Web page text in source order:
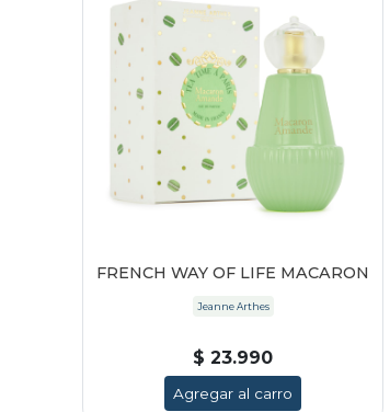
FRENCH WAY OF LIFE MACARON
Jeanne Arthes
$ 23.990
Agregar al carro